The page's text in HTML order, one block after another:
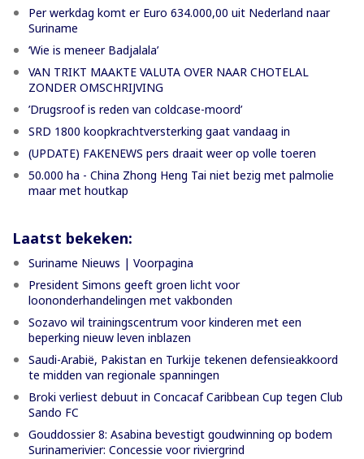
Per werkdag komt er Euro 634.000,00 uit Nederland naar
Suriname
‘Wie is meneer Badjalala’
VAN TRIKT MAAKTE VALUTA OVER NAAR CHOTELAL
ZONDER OMSCHRIJVING
’Drugsroof is reden van coldcase-moord’
SRD 1800 koopkrachtversterking gaat vandaag in
(UPDATE) FAKENEWS pers draait weer op volle toeren
50.000 ha - China Zhong Heng Tai niet bezig met palmolie
maar met houtkap
Laatst bekeken:
Suriname Nieuws | Voorpagina
President Simons geeft groen licht voor
loononderhandelingen met vakbonden
Sozavo wil trainingscentrum voor kinderen met een
beperking nieuw leven inblazen
Saudi-Arabië, Pakistan en Turkije tekenen defensieakkoord
te midden van regionale spanningen
Broki verliest debuut in Concacaf Caribbean Cup tegen Club
Sando FC
Gouddossier 8: Asabina bevestigt goudwinning op bodem
Surinamerivier: Concessie voor riviergrind